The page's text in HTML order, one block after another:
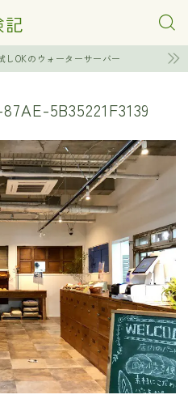
しOKのウォーターサーバー
5B35221F3139